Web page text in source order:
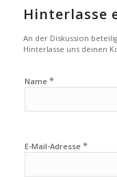
Hinterlasse
An der Diskussion
Hinterlasse uns deinen
Name *
E-Mail-Adresse *